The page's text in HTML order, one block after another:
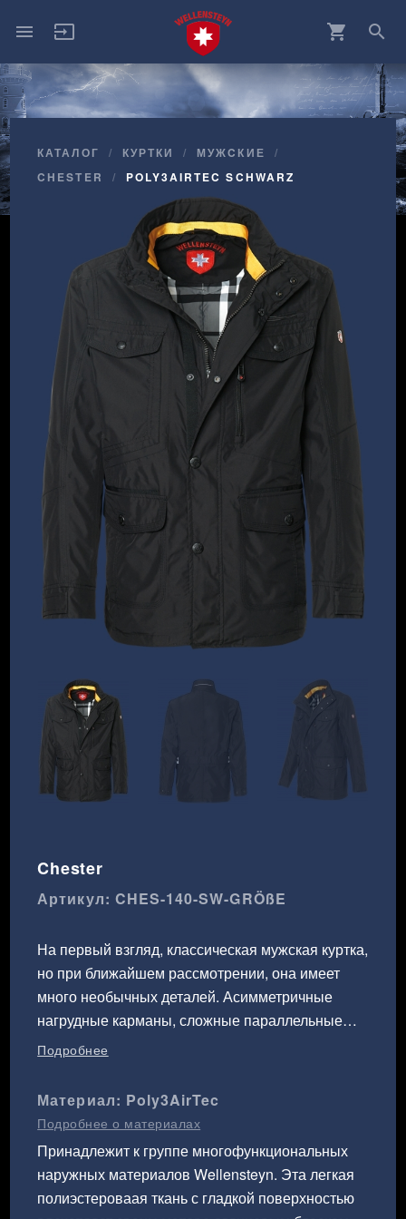
menu search
shopping_cart
input
КАТАЛОГ КУРТКИ
МУЖCКИЕ
CHESTER
POLY3AIRTEC SCHWARZ
Chester
Артикул: CHES-140-SW-GRÖßE
На первый взгляд, классическая мужская куртка,
но при ближайшем рассмотрении, она имеет
много необычных деталей. Асимметричные
нагрудные карманы, сложные параллельные
декоративные строчки на клапанах, необычный
отверстия сбоку для рук. Супер инновационной
является обработка воротника, в котором видна
узкая полоска из контрастного материала. Из
такого же материала изготовлены ригели в
задней части, с помощью которых можно
регулировать объем талии. В задней области
Подробнее
Материал: Poly3AirTec
Подробнее о материалах
Принадлежит к группе многофункциональных
наружных материалов Wellensteyn. Эта легкая
полиэстероваая ткань с гладкой поверхностью